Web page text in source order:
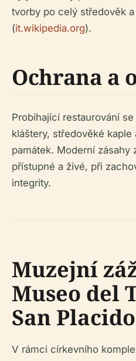
tvorby po celý středověk
(it.wikipedia.org).
Ochrana a
Probíhající restaurování
kláštery, středověké
památek. Moderní zásahy
přístupné a živé, při
integrity.
Muzejní
Museo del
San Placido
V rámci církevního